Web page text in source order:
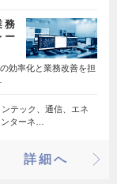
務
ー
効率化と業務改善を担
テック、通信、エネ
ターネ…
詳細へ